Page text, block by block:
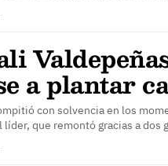
a plantar
con solvencia en los
que remontó gracias a dos